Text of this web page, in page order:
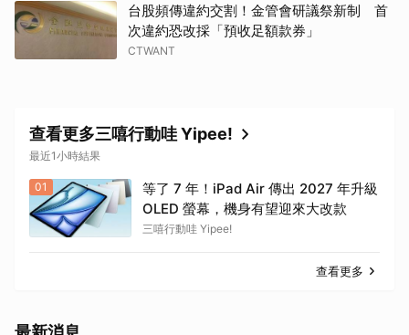
台股頻傳違約交割！金管會研議祭新制 首
次違約恐改採「預收足額款券」
CTWANT
查看更多三嘻行動哇 Yipee!
最近1小時結果
01
等了 7 年！iPad Air 傳出 2027 年升級
OLED 螢幕，機身有望迎來大改款
三嘻行動哇 Yipee!
查看更多